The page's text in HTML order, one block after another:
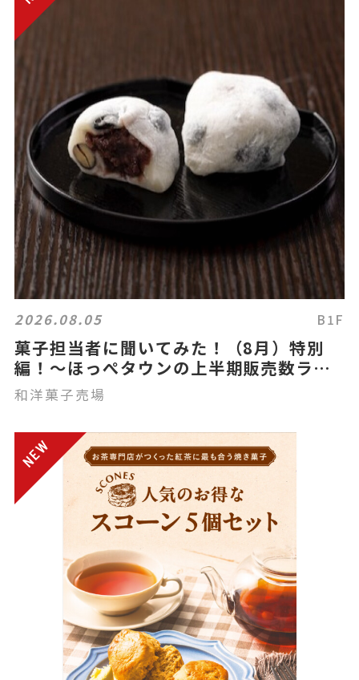
2026.08.05 B1F
菓子担当者に聞いてみた！（8月）特別
編！～ほっぺタウンの上半期販売数ラン
キング～
和洋菓子売場